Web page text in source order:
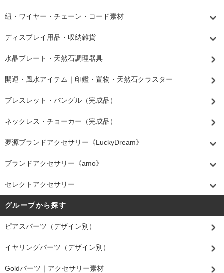
紐・ワイヤー・チェーン・コード素材
ディスプレイ用品・収納雑貨
水晶プレート・天然石調理器具
開運・風水アイテム｜印鑑・置物・天然石クラスター
ブレスレット・バングル（完成品）
ネックレス・チョーカー（完成品）
夢源ブランドアクセサリー《LuckyDream》
ブランドアクセサリー《amo》
セレクトアクセサリー
グループから探す
ピアスパーツ（デザイン別）
イヤリングパーツ（デザイン別）
Goldパーツ｜アクセサリー素材